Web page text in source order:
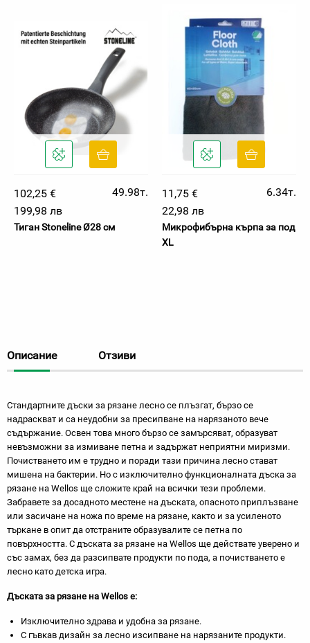
102,25 €
49.98т.
199,98 лв
Тиган Stoneline Ø28 см
11,75 €
6.34т.
22,98 лв
Микрофибърна кърпа за под
XL
Описание Отзиви
Стандартните дъски за рязане лесно се плъзгат, бързо се
надраскват и са неудобни за пресипване на нарязаното вече
съдържание. Освен това много бързо се замърсяват, образуват
невъзможни за измиване петна и задържат неприятни миризми.
Почистването им е трудно и поради тази причина лесно стават
мишена на бактерии. Но с изключително функционалната дъска за
рязане на Wellos ще сложите край на всички тези проблеми.
Забравете за досадното местене на дъската, опасното приплъзване
или засичане на ножа по време на рязане, както и за усиленото
търкане в опит да отстраните образувалите се петна по
повърхността. С дъската за рязане на Wellos ще действате уверено и
със замах, без да разсипвате продукти по пода, а почистването е
лесно като детска игра.
Дъската за рязане на Wellos е:
Изключително здрава и удобна за рязане.
С гъвкав дизайн за лесно изсипване на нарязаните продукти.